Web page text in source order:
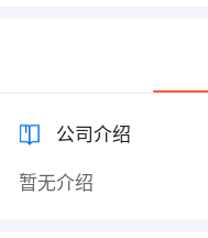
公司介绍
暂无介绍